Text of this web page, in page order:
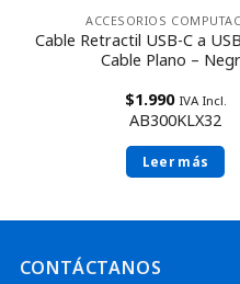
ACCESORIOS
Cable Retractil USB-C a
Cable Plano –
$1.990 IVA Incl.
AB300KLX32
Leer más
CONTÁCTANOS